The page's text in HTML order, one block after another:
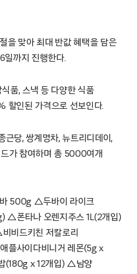
을 맞아 최대 반값 혜택을 담은
일까지 진행한다.
품, 스낵 등 다양한 식품
할인된 가격으로 선보인다.
근당, 쌍계명차, 뉴트리디데이,
가 참여하며 총 5000여개
500g △두바이 라이크
△폰타나 오렌지주스 1L(2개입)
비드키친 저칼로리
플사이다비니거 레몬(5g x
(180g x 12개입) △남양